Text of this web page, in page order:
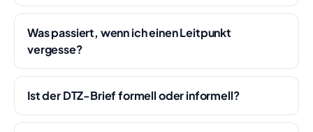
Was passiert, wenn ich einen Leitpunkt
vergesse?
Ist der DTZ-Brief formell oder informell?